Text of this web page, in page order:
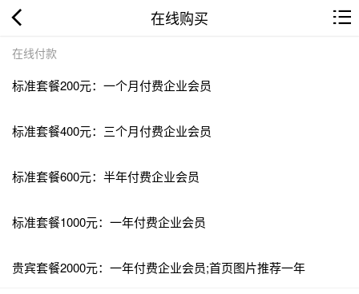
在线购买
在线付款
标准套餐200元：一个月付费企业会员
标准套餐400元：三个月付费企业会员
标准套餐600元：半年付费企业会员
标准套餐1000元：一年付费企业会员
贵宾套餐2000元：一年付费企业会员;首页图片推荐一年